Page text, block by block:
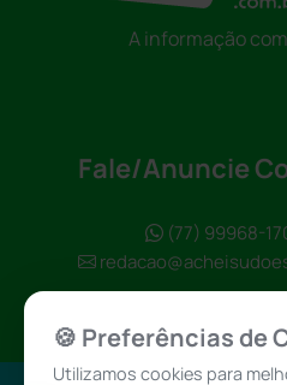
A informação
Fale/Anuncie
(77) 99968-
🍪 Preferências de
Utilizamos cookies para